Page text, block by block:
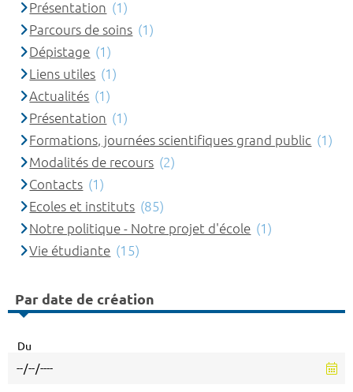
Présentation (1)
Parcours de soins (1)
Dépistage (1)
Liens utiles (1)
Actualités (1)
Présentation (1)
Formations, journées scientifiques grand public (1)
Modalités de recours (2)
Contacts (1)
Ecoles et instituts (85)
Notre politique - Notre projet d'école (1)
Vie étudiante (15)
Par date de création
Du